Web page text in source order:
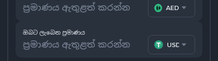
AED
ඔබට ලැබෙන ප්‍රමාණය
USDT